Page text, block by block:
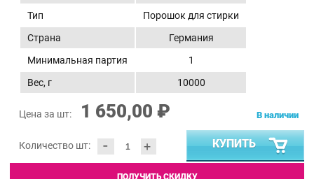
Тип
Порошок для стирки
Страна
Германия
Минимальная партия
1
Вес, г
10000
Цена за шт: 1 650,00 ₽
Количество шт: - +
В наличии
КУПИТЬ